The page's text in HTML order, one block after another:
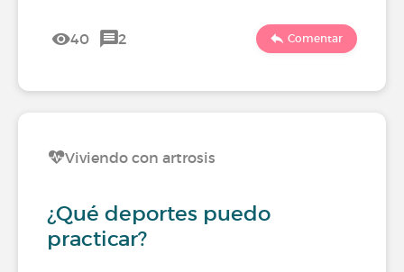
40 2 Comentar
Viviendo con artrosis
¿Qué deportes puedo
practicar?